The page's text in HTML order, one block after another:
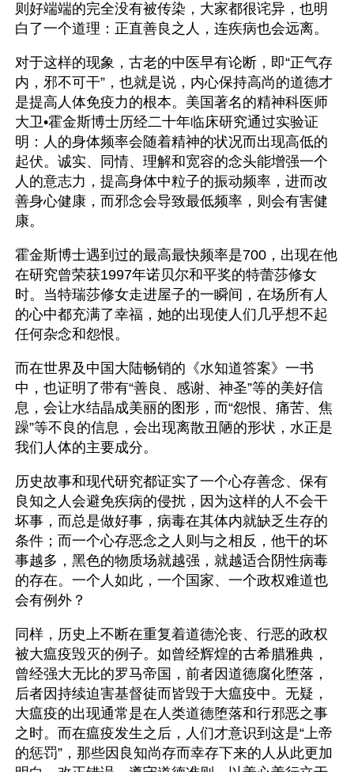
则好端端的完全没有被传染，大家都很诧异，也明
白了一个道理：正直善良之人，连疾病也会远离。
对于这样的现象，古老的中医早有论断，即“正气存
内，邪不可干”，也就是说，内心保持高尚的道德才
是提高人体免疫力的根本。美国著名的精神科医师
大卫•霍金斯博士历经二十年临床研究通过实验证
明：人的身体频率会随着精神的状况而出现高低的
起伏。诚实、同情、理解和宽容的念头能增强一个
人的意志力，提高身体中粒子的振动频率，进而改
善身心健康，而邪念会导致最低频率，则会有害健
康。
霍金斯博士遇到过的最高最快频率是700，出现在他
在研究曾荣获1997年诺贝尔和平奖的特蕾莎修女
时。当特瑞莎修女走进屋子的一瞬间，在场所有人
的心中都充满了幸福，她的出现使人们几乎想不起
任何杂念和怨恨。
而在世界及中国大陆畅销的《水知道答案》一书
中，也证明了带有“善良、感谢、神圣”等的美好信
息，会让水结晶成美丽的图形，而“怨恨、痛苦、焦
躁”等不良的信息，会出现离散丑陋的形状，水正是
我们人体的主要成分。
历史故事和现代研究都证实了一个心存善念、保有
良知之人会避免疾病的侵扰，因为这样的人不会干
坏事，而总是做好事，病毒在其体内就缺乏生存的
条件；而一个心存恶念之人则与之相反，他干的坏
事越多，黑色的物质场就越强，就越适合阴性病毒
的存在。一个人如此，一个国家、一个政权难道也
会有例外？
同样，历史上不断在重复着道德沦丧、行恶的政权
被大瘟疫毁灭的例子。如曾经辉煌的古希腊雅典，
曾经强大无比的罗马帝国，前者因道德腐化堕落，
后者因持续迫害基督徒而皆毁于大瘟疫中。无疑，
大瘟疫的出现通常是在人类道德堕落和行邪恶之事
之时。而在瘟疫发生之后，人们才意识到这是“上帝
的惩罚”，那些因良知尚存而幸存下来的人从此更加